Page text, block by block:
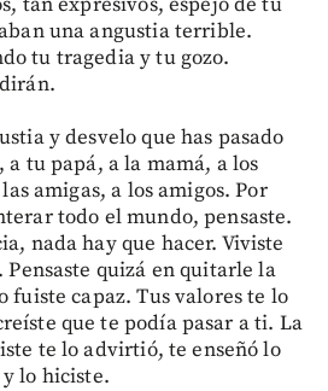
una angustia terrible.
tu tragedia y tu gozo.
y desvelo que has pasado
tu papá, a la mamá, a los
amigas, a los amigos. Por
todo el mundo, pensaste.
nada hay que hacer. Viviste
Pensaste quizá en quitarle la
fuiste capaz. Tus valores te lo
que te podía pasar a ti. La
te lo advirtió, te enseñó lo
lo hiciste.